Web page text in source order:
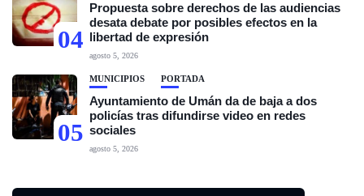
04
Propuesta sobre derechos de las audiencias
desata debate por posibles efectos en la
libertad de expresión
agosto 5, 2026
05
MUNICIPIOS PORTADA
Ayuntamiento de Umán da de baja a dos
policías tras difundirse video en redes
sociales
agosto 5, 2026